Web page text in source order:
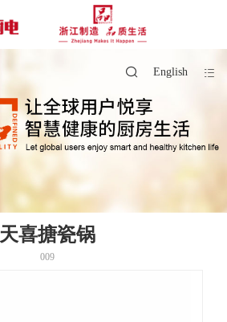
English
天喜搪瓷锅
009